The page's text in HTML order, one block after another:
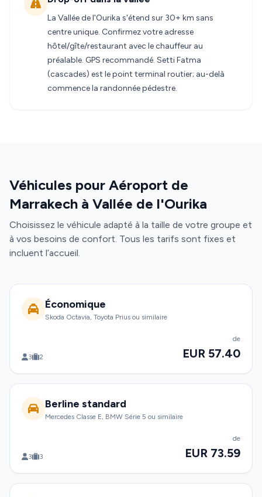
La Vallée de l'Ourika s'étend sur 30+ km sans
centre unique. Confirmez votre adresse
hôtel/gîte/restaurant avec le chauffeur au
préalable. GPS recommandé. Setti Fatma
(cascades) est le point terminal routier; au-delà
commence la randonnée pédestre.
Véhicules pour Aéroport de
Marrakech à Vallée de l'Ourika
Choisissez le véhicule adapté à la taille de votre groupe et
à vos besoins de confort. Tous les tarifs sont fixes et
incluent l’accueil.
Économique
Skoda Octavia, Toyota Prius ou similaire
3 2
de
EUR 57.40
Berline standard
Mercedes Classe E, BMW Série 5 ou similaire
3 3
de
EUR 73.59